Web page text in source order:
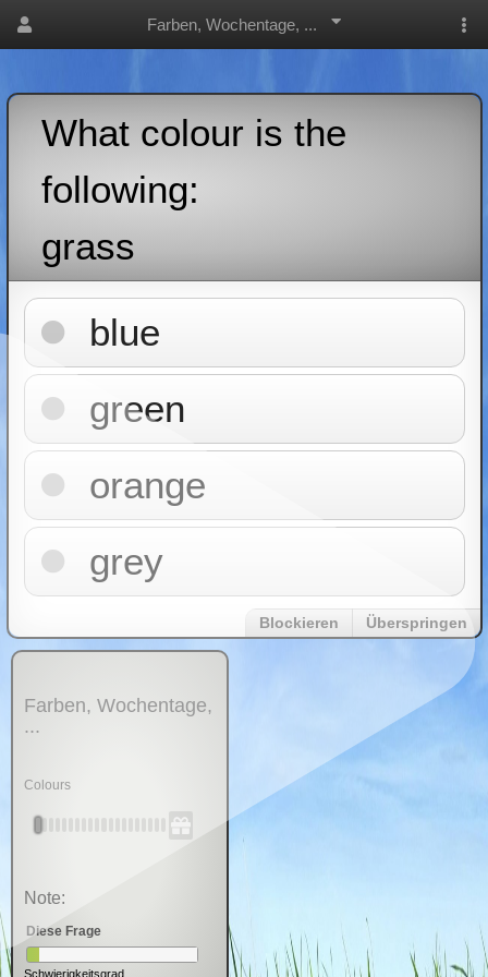
Farben, Wochentage, ...
What colour is the
following:
grass
blue
green
orange
grey
Blockieren Überspringen
Farben, Wochentage,
...
Colours
Note:
Diese Frage
Schwierigkeitsgrad